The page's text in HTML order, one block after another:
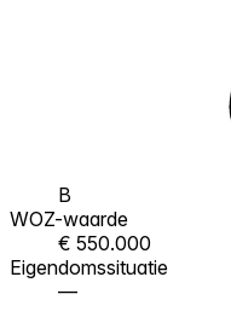
B
WOZ-waarde
€ 550.000
Eigendomssituatie
—